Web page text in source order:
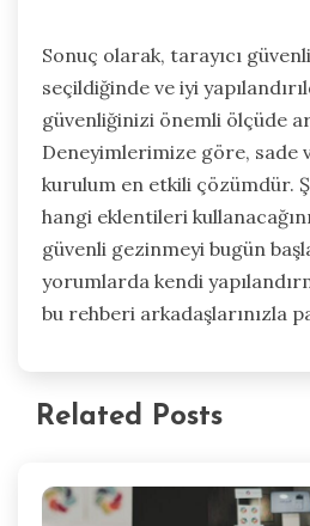
Sonuç olarak, tarayıcı
seçildiğinde ve iyi
güvenliğinizi önemli ölçüde
Deneyimlerimize göre, sade
kurulum en etkili çözümdür.
hangi eklentileri
güvenli gezinmeyi bugün
yorumlarda kendi
bu rehberi arkadaşlarınızla
Related Posts